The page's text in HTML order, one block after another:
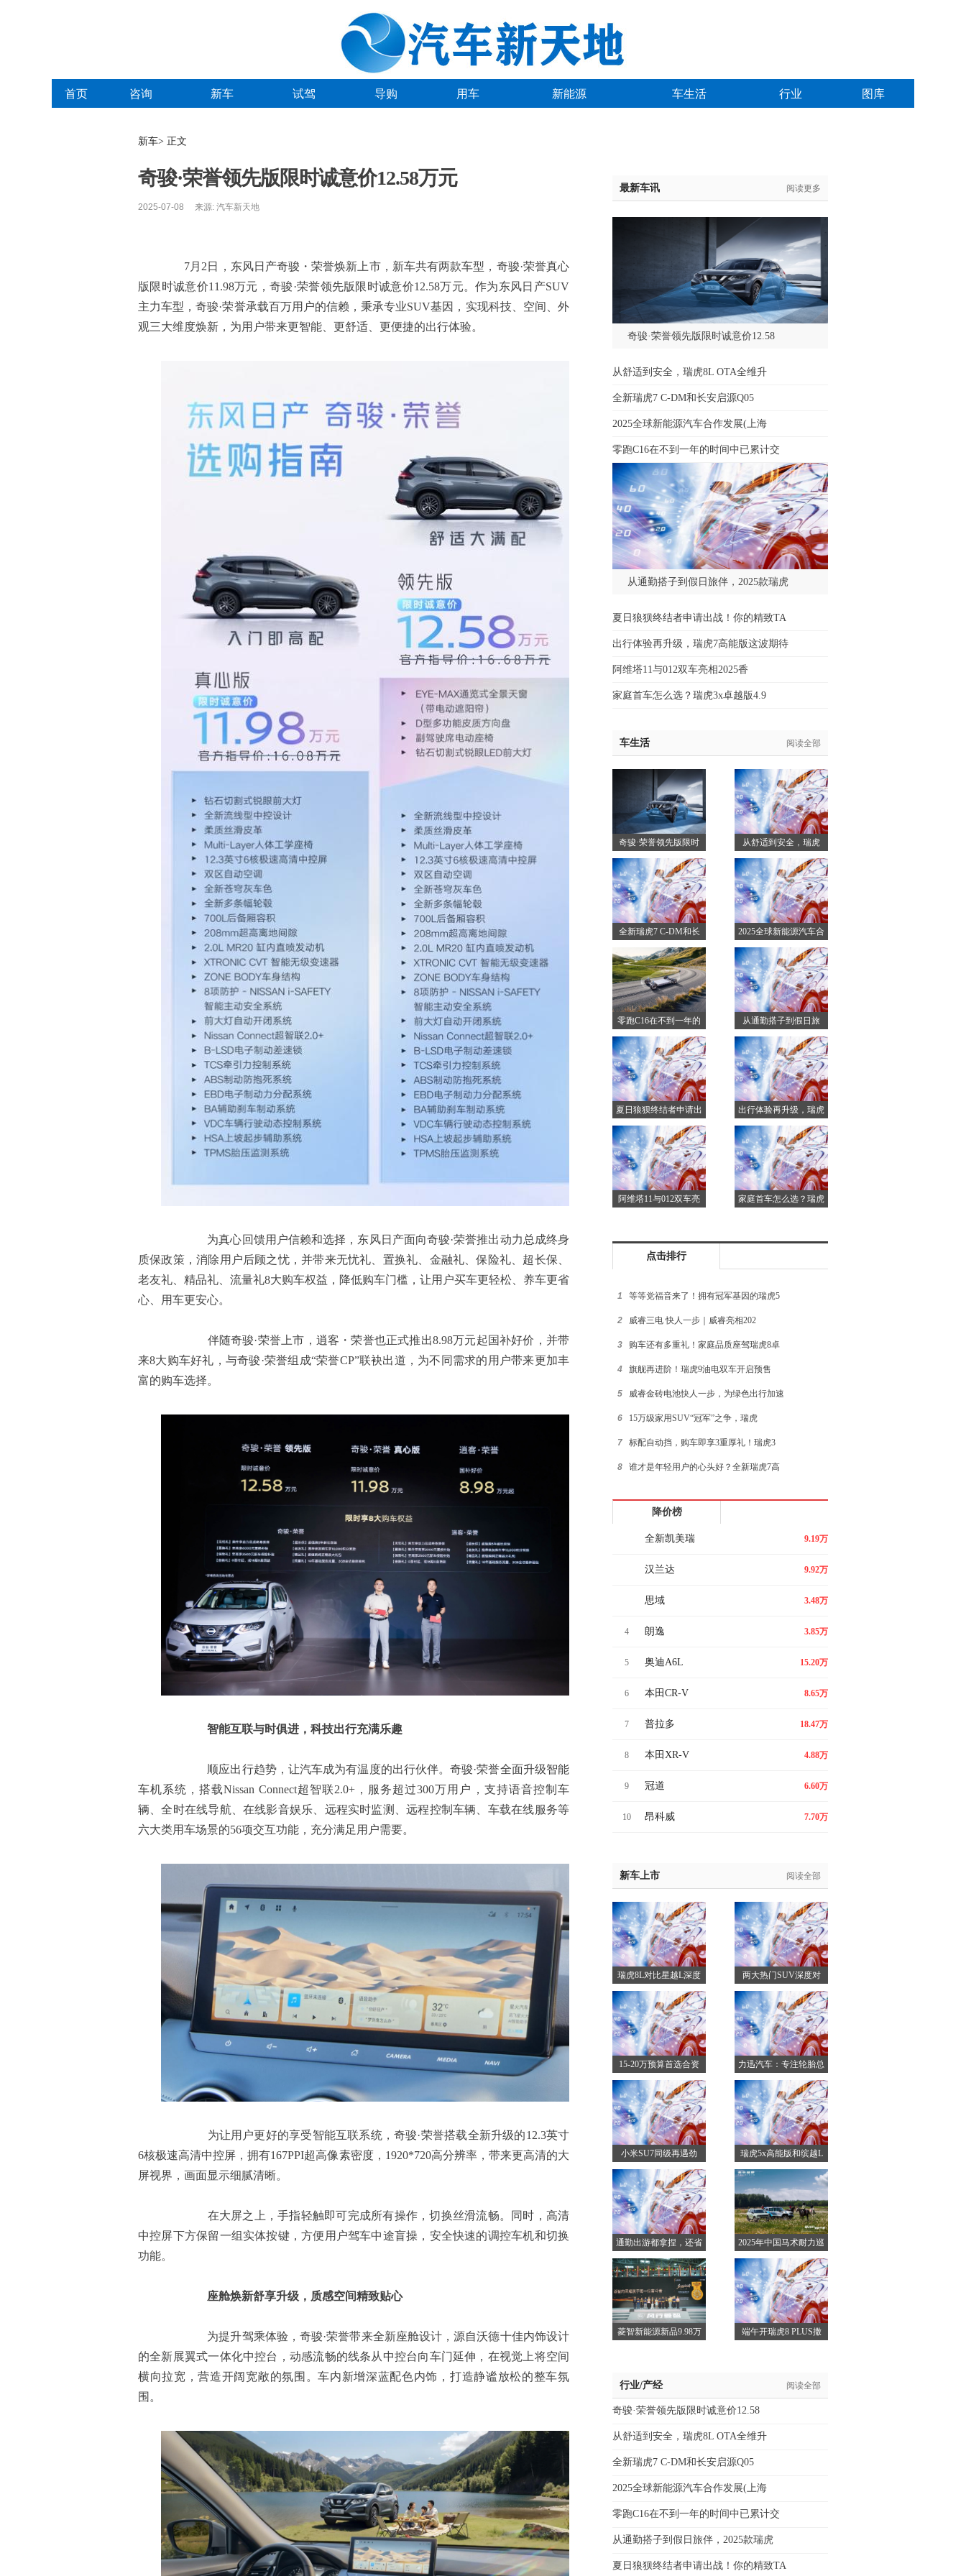
首页 咨询 新车 试驾 导购 用车 新能源 车生活 行业 图库
新车> 正文
奇骏·荣誉领先版限时诚意价12.58万元
2025-07-08 来源: 汽车新天地
7月2日，东风日产奇骏・荣誉焕新上市，新车共有两款车型，奇骏·荣誉真心
版限时诚意价11.98万元，奇骏·荣誉领先版限时诚意价12.58万元。作为东风日产SUV
主力车型，奇骏·荣誉承载百万用户的信赖，秉承专业SUV基因，实现科技、空间、外
观三大维度焕新，为用户带来更智能、更舒适、更便捷的出行体验。
为真心回馈用户信赖和选择，东风日产面向奇骏·荣誉推出动力总成终身
质保政策，消除用户后顾之忧，并带来无忧礼、置换礼、金融礼、保险礼、超长保、
老友礼、精品礼、流量礼8大购车权益，降低购车门槛，让用户买车更轻松、养车更省
心、用车更安心。
伴随奇骏·荣誉上市，逍客・荣誉也正式推出8.98万元起国补好价，并带
来8大购车好礼，与奇骏·荣誉组成“荣誉CP”联袂出道，为不同需求的用户带来更加丰
富的购车选择。
智能互联与时俱进，科技出行充满乐趣
顺应出行趋势，让汽车成为有温度的出行伙伴。奇骏·荣誉全面升级智能
车机系统，搭载Nissan Connect超智联2.0+，服务超过300万用户，支持语音控制车
辆、全时在线导航、在线影音娱乐、远程实时监测、远程控制车辆、车载在线服务等
六大类用车场景的56项交互功能，充分满足用户需要。
为让用户更好的享受智能互联系统，奇骏·荣誉搭载全新升级的12.3英寸
6核极速高清中控屏，拥有167PPI超高像素密度，1920*720高分辨率，带来更高清的大
屏视界，画面显示细腻清晰。
在大屏之上，手指轻触即可完成所有操作，切换丝滑流畅。同时，高清
中控屏下方保留一组实体按键，方便用户驾车中途盲操，安全快速的调控车机和切换
功能。
座舱焕新舒享升级，质感空间精致贴心
为提升驾乘体验，奇骏·荣誉带来全新座舱设计，源自沃德十佳内饰设计
的全新展翼式一体化中控台，动感流畅的线条从中控台向车门延伸，在视觉上将空间
横向拉宽，营造开阔宽敞的氛围。车内新增深蓝配色内饰，打造静谧放松的整车氛
围。
最新车讯 阅读更多
奇骏·荣誉领先版限时诚意价12.58
从舒适到安全，瑞虎8L OTA全维升
全新瑞虎7 C-DM和长安启源Q05
2025全球新能源汽车合作发展(上海
零跑C16在不到一年的时间中已累计交
从通勤搭子到假日旅伴，2025款瑞虎
夏日狼狈终结者申请出战！你的精致TA
出行体验再升级，瑞虎7高能版这波期待
阿维塔11与012双车亮相2025香
家庭首车怎么选？瑞虎3x卓越版4.9
车生活 阅读全部
奇骏·荣誉领先版限时
诚意价12.58万元
从舒适到安全，瑞虎
8L OTA全维升级，带
你一键进阶！
全新瑞虎7 C-DM和长
安启源Q05，谁更符合
家庭出行的“真香定
律”？
2025全球新能源汽车合
作发展(上海)论坛
(GNEV2025)成功召开
零跑C16在不到一年的
时间中已累计交付超
70,000辆
从通勤搭子到假日旅
伴，2025款瑞虎7卓越
版为何成首选？
夏日狼狈终结者申请出
战！你的精致TA来守
护
出行体验再升级，瑞虎
7高能版这波期待值拉
满了！
阿维塔11与012双车亮
家庭首车怎么选？瑞虎
点击排行
1 等等党福音来了！拥有冠军基因的瑞虎5
2 威睿三电 快人一步｜威睿亮相202
3 购车还有多重礼！家庭品质座驾瑞虎8卓
4 旗舰再进阶！瑞虎9油电双车开启预售
5 威睿金砖电池快人一步，为绿色出行加速
6 15万级家用SUV“冠军”之争，瑞虎
7 标配自动挡，购车即享3重厚礼！瑞虎3
8 谁才是年轻用户的心头好？全新瑞虎7高
15-20万级SUV，瑞虎9 C-D
降价榜
全新凯美瑞 9.19万
汉兰达 9.92万
思域 3.48万
4 朗逸 3.85万
5 奥迪A6L 15.20万
6 本田CR-V 8.65万
7 普拉多 18.47万
8 本田XR-V 4.88万
9 冠道 6.60万
10 昂科威 7.70万
新车上市 阅读全部
瑞虎8L对比星越L深度
剖
两大热门SUV深度对
比：
15-20万预算首选合资
力迅汽车：专注轮胎总
成装
小米SU7同级再遇劲
敌！
瑞虎5x高能版和缤越L
咋
通勤出游都拿捏，还省
油，
2025年中国马术耐力巡
菱智新能源新品9.98万 端午开瑞虎8 PLUS撒
行业/产经 阅读全部
奇骏·荣誉领先版限时诚意价12.58
从舒适到安全，瑞虎8L OTA全维升
全新瑞虎7 C-DM和长安启源Q05
2025全球新能源汽车合作发展(上海
零跑C16在不到一年的时间中已累计交
从通勤搭子到假日旅伴，2025款瑞虎
夏日狼狈终结者申请出战！你的精致TA